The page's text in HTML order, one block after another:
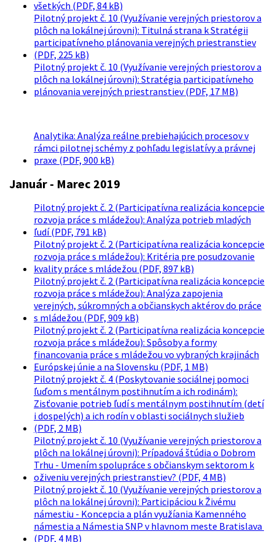
všetkých (PDF, 84 kB)
Pilotný projekt č. 10 (Využívanie verejných priestorov a
plôch na lokálnej úrovni): Titulná strana k Stratégii
participatívneho plánovania verejných priestranstiev
(PDF, 225 kB)
Pilotný projekt č. 10 (Využívanie verejných priestorov a
plôch na lokálnej úrovni): Stratégia participatívneho
plánovania verejných priestranstiev (PDF, 17 MB)
Analytika: Analýza reálne prebiehajúcich procesov v
rámci pilotnej schémy z pohľadu legislatívy a právnej
praxe (PDF, 900 kB)
Január - Marec 2019
Pilotný projekt č. 2 (Participatívna realizácia koncepcie
rozvoja práce s mládežou): Analýza potrieb mladých
ľudí (PDF, 791 kB)
Pilotný projekt č. 2 (Participatívna realizácia koncepcie
rozvoja práce s mládežou): Kritéria pre posudzovanie
kvality práce s mládežou (PDF, 897 kB)
Pilotný projekt č. 2 (Participatívna realizácia koncepcie
rozvoja práce s mládežou): Analýza zapojenia
verejných, súkromných a občianskych aktérov do práce
s mládežou (PDF, 909 kB)
Pilotný projekt č. 2 (Participatívna realizácia koncepcie
rozvoja práce s mládežou): Spôsoby a formy
financovania práce s mládežou vo vybraných krajinách
Európskej únie a na Slovensku (PDF, 1 MB)
Pilotný projekt č. 4 (Poskytovanie sociálnej pomoci
ľuďom s mentálnym postihnutím a ich rodinám):
Zisťovanie potrieb ľudí s mentálnym postihnutím (detí
i dospelých) a ich rodín v oblasti sociálnych služieb
(PDF, 2 MB)
Pilotný projekt č. 10 (Využívanie verejných priestorov a
plôch na lokálnej úrovni): Prípadová štúdia o Dobrom
Trhu - Umením spolupráce s občianskym sektorom k
oživeniu verejných priestranstiev? (PDF, 4 MB)
Pilotný projekt č. 10 (Využívanie verejných priestorov a
plôch na lokálnej úrovni): Participáciou k Živému
námestiu - Koncepcia a plán využíania Kamenného
námestia a Námestia SNP v hlavnom meste Bratislava
(PDF, 4 MB)